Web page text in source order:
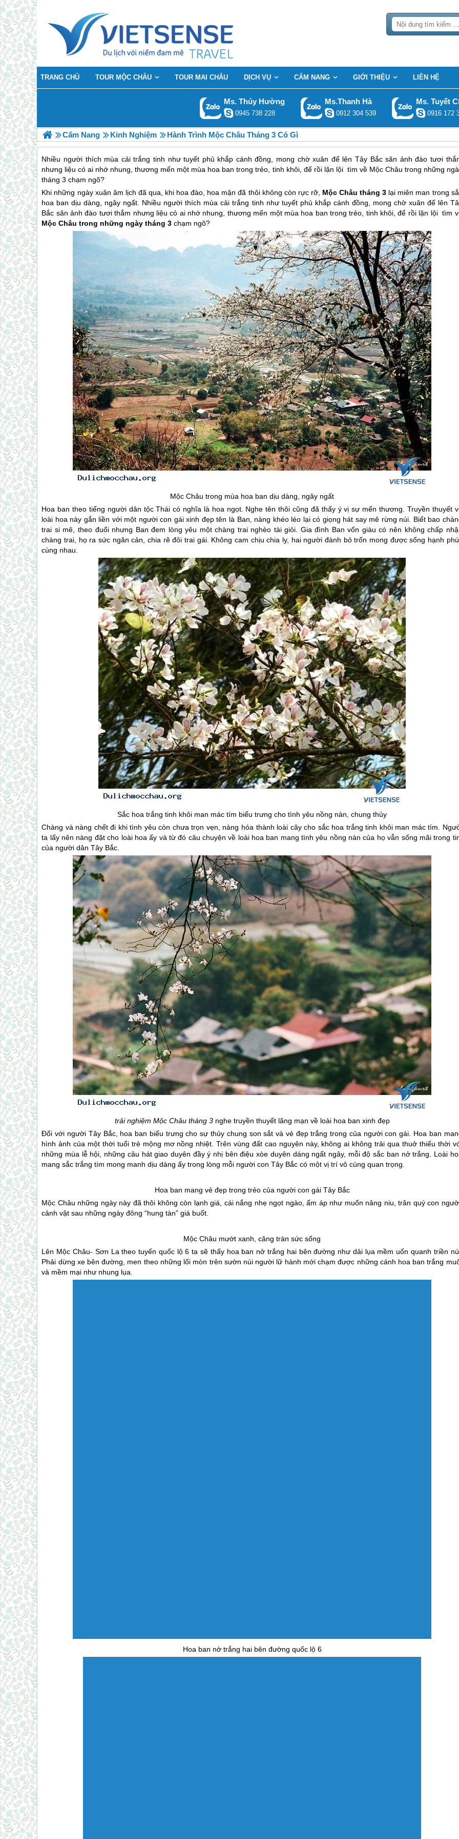
TRANG CHỦ TOUR MỘC CHÂU TOUR MAI CHÂU DỊCH VỤ CẨM NANG GIỚI THIỆU LIÊN HỆ
Ms. Thúy Hường
0945 738 228
Ms.Thanh Hà
0912 304 539
Ms. Tuyết
0916 172
Cẩm Nang Kinh Nghiệm Hành Trình Mộc Châu Tháng 3 Có Gì
Nhiều người thích mùa cải trắng tinh như tuyết phủ khắp cánh đồng, mong chờ xuân để lên Tây Bắc săn ảnh đào tươi
nhưng liệu có ai nhớ nhung, thương mến một mùa hoa ban trong trẻo, tinh khôi, để rồi lặn lội tìm về Mộc Châu trong những
tháng 3 chạm ngõ?
Khi những ngày xuân âm lịch đã qua, khi hoa đào, hoa mận đã thôi không còn rực rỡ, Mộc Châu tháng 3 lại miên man trong
hoa ban dịu dàng, ngây ngất. Nhiều người thích mùa cải trắng tinh như tuyết phủ khắp cánh đồng, mong chờ xuân để lên
Bắc săn ảnh đào tươi thắm nhưng liệu có ai nhớ nhung, thương mến một mùa hoa ban trong trẻo, tinh khôi, để rồi lặn lội tìm
Mộc Châu trong những ngày tháng 3 chạm ngõ?
Mộc Châu trong mùa hoa ban dịu dàng, ngây ngất
Hoa ban theo tiếng người dân tộc Thái có nghĩa là hoa ngọt. Nghe tên thôi cũng đã thấy ý vị sự mến thương. Truyền thuyết
loài hoa này gắn liền với một người con gái xinh đẹp tên là Ban, nàng khéo léo lại có giọng hát say mê rừng núi. Biết bao
trai si mê, theo đuổi nhưng Ban đem lòng yêu một chàng trai nghèo tài giỏi. Gia đình Ban vốn giàu có nên không chấp
chàng trai, họ ra sức ngăn cản, chia rẽ đôi trai gái. Không cam chịu chia ly, hai người đành bỏ trốn mong được sống hạnh
cùng nhau.
Sắc hoa trắng tinh khôi man mác tím biểu trưng cho tình yêu nồng nàn, chung thủy
Chàng và nàng chết đi khi tình yêu còn chưa trọn vẹn, nàng hóa thành loài cây cho sắc hoa trắng tinh khôi man mác tím.
ta lấy nên nàng đặt cho loài hoa ấy và từ đó câu chuyện về loài hoa ban mang tình yêu nồng nàn của họ vẫn sống mãi trong
của người dân Tây Bắc.
trải nghiệm Mộc Châutháng 3nghe truyền thuyết lãng mạn về loài hoa ban xinh đẹp
Đối với người Tây Bắc, hoa ban biểu trưng cho sự thủy chung son sắt và vẻ đẹp trắng trong của người con gái. Hoa ban
hình ảnh của một thời tuổi trẻ mộng mơ nồng nhiệt. Trên vùng đất cao nguyên này, không ai không trải qua thuở thiếu thời
những mùa lễ hội, những câu hát giao duyên đầy ý nhị bên điệu xòe duyên dáng ngất ngây, mỗi độ sắc ban nở trắng. Loài
mang sắc trắng tím mong manh dịu dàng ấy trong lòng mỗi người con Tây Bắc có một vị trí vô cùng quan trọng.
Hoa ban mang vẻ đẹp trong trẻo của người con gái Tây Bắc
Mộc Châu những ngày này đã thôi không còn lạnh giá, cái nắng nhẹ ngọt ngào, ấm áp như muốn nâng niu, trân quý con
cảnh vật sau những ngày đông “hung tàn” giá buốt.
Mộc Châu mướt xanh, căng tràn sức sống
Lên Mộc Châu- Sơn La theo tuyến quốc lộ 6 ta sẽ thấy hoa ban nở trắng hai bên đường như dải lụa mềm uốn quanh triền
Phải dừng xe bên đường, men theo những lối mòn trên sườn núi người lữ hành mới chạm được những cánh hoa ban trắng
và mềm mại như nhung lụa.
Hoa ban nở trắng hai bên đường quốc lộ 6